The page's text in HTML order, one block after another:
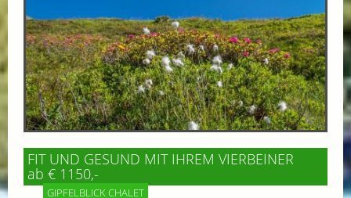
FIT UND GESUND MIT IHREM VIERBEINER
ab € 1150,-
GIPFELBLICK CHALET